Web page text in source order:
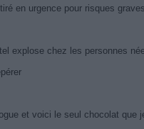
en urgence pour risques
explose chez les personnes
et voici le seul chocolat que